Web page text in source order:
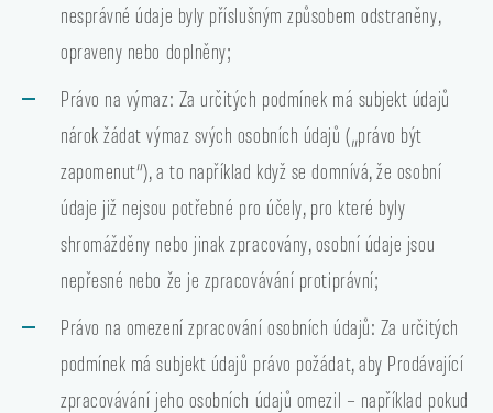
nesprávné údaje byly příslušným způsobem odstraněny,
opraveny nebo doplněny;
Právo na výmaz: Za určitých podmínek má subjekt údajů
nárok žádat výmaz svých osobních údajů („právo být
zapomenut“), a to například když se domnívá, že osobní
údaje již nejsou potřebné pro účely, pro které byly
shromážděny nebo jinak zpracovány, osobní údaje jsou
nepřesné nebo že je zpracovávání protiprávní;
Právo na omezení zpracování osobních údajů: Za určitých
podmínek má subjekt údajů právo požádat, aby Prodávající
zpracovávání jeho osobních údajů omezil – například pokud